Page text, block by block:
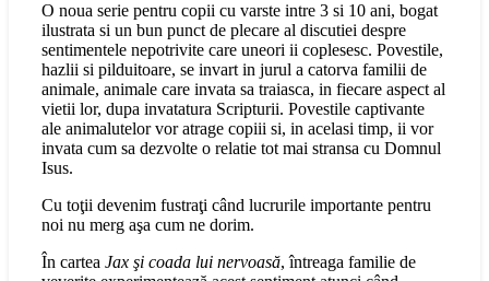
O noua serie pentru copii cu varste intre 3 si 10 ani, bogat
ilustrata si un bun punct de plecare al discutiei despre
sentimentele nepotrivite care uneori ii coplesesc. Povestile,
hazlii si pilduitoare, se invart in jurul a catorva familii de
animale, animale care invata sa traiasca, in fiecare aspect al
vietii lor, dupa invatatura Scripturii. Povestile captivante
ale animalutelor vor atrage copiii si, in acelasi timp, ii vor
invata cum sa dezvolte o relatie tot mai stransa cu Domnul
Isus.
Cu toţii devenim fustraţi când lucrurile importante pentru
noi nu merg aşa cum ne dorim.
În cartea Jax şi coada lui nervoasă, întreaga familie de